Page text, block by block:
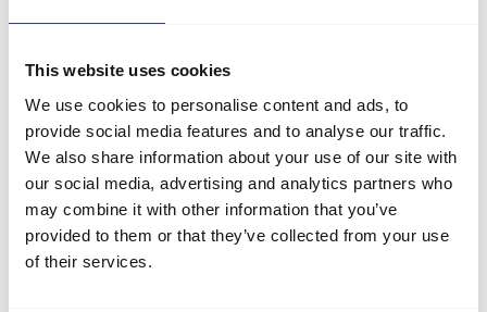
This website uses cookies
We use cookies to personalise content and ads, to
provide social media features and to analyse our traffic.
We also share information about your use of our site with
our social media, advertising and analytics partners who
may combine it with other information that you’ve
provided to them or that they’ve collected from your use
of their services.
følger gældende love og overenskomster på vores områder
med hensyn til betaling af rimelige lønninger samt andre
ansættelsesvilkår. Vi vil arbejde for at sikre, at vores
medarbejdere har udviklingsmuligheder på arbejdspladsen ved
at tilbyde uddannelse og træning.
Vi vil give vores medarbejdere et sikkert og sundt arbejdsmiljø.
Vi vil beskytte vores medarbejdere mod korporlig afstraffelse,